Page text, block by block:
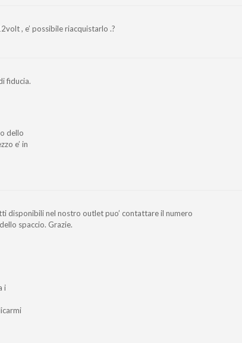
, e’ possibile riacquistarlo .?
fiducia.
dello
e’ in
disponibili nel nostro outlet puo’ contattare il numero
spaccio. Grazie.
i